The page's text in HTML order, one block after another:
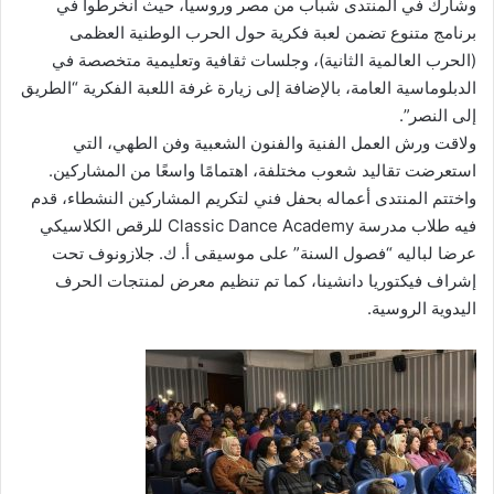
وشارك في المنتدى شباب من مصر وروسيا، حيث انخرطوا في
برنامج متنوع تضمن لعبة فكرية حول الحرب الوطنية العظمى
(الحرب العالمية الثانية)، وجلسات ثقافية وتعليمية متخصصة في
الدبلوماسية العامة، بالإضافة إلى زيارة غرفة اللعبة الفكرية “الطريق
إلى النصر”.
ولاقت ورش العمل الفنية والفنون الشعبية وفن الطهي، التي
استعرضت تقاليد شعوب مختلفة، اهتمامًا واسعًا من المشاركين.
واختتم المنتدى أعماله بحفل فني لتكريم المشاركين النشطاء، قدم
فيه طلاب مدرسة Classic Dance Academy للرقص الكلاسيكي
عرضا لباليه “فصول السنة” على موسيقى أ. ك. جلازونوف تحت
إشراف فيكتوريا دانشينا، كما تم تنظيم معرض لمنتجات الحرف
اليدوية الروسية.